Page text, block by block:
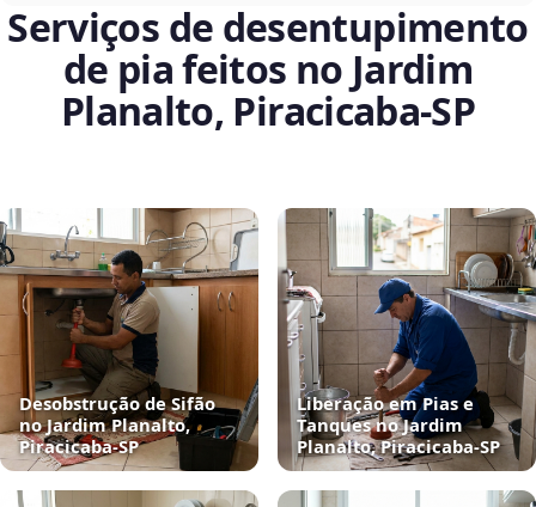
Serviços de desentupimento
de pia feitos no Jardim
Planalto, Piracicaba‑SP
Desobstrução de Sifão
no Jardim Planalto,
Piracicaba‑SP
Liberação em Pias e
Tanques no Jardim
Planalto, Piracicaba‑SP